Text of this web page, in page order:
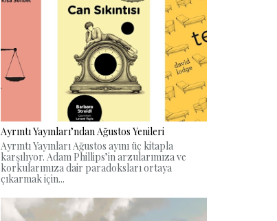
Ayrıntı Yayınları’ndan Ağustos Yenileri
Ayrıntı Yayınları Ağustos ayını üç kitapla
karşılıyor. Adam Phillips’in arzularımıza ve
korkularımıza dair paradoksları ortaya
çıkarmak için...